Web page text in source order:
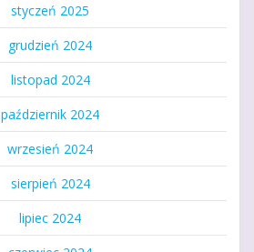
styczeń 2025
grudzień 2024
listopad 2024
październik 2024
wrzesień 2024
sierpień 2024
lipiec 2024